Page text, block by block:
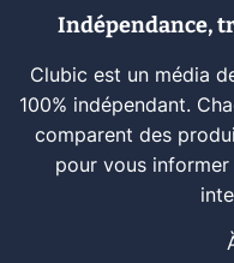
Indépendance,
Clubic est un média
100% indépendant.
comparent des
pour vous